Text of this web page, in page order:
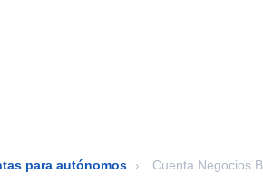
para autónomos › Cuenta Negocios